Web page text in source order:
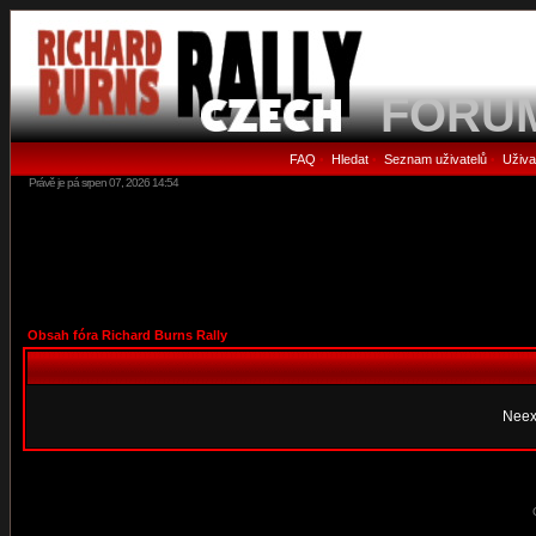
FAQ • Hledat• Seznam uživatelů•
Právě je pá srpen 07, 2026 14:54
Obsah fóra Richard Burns Rally